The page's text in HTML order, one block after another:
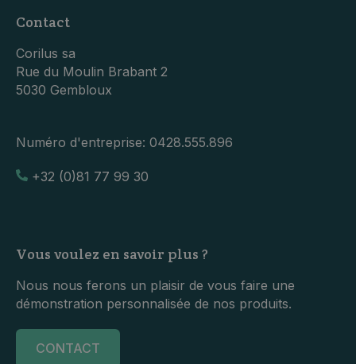
Contact
Corilus sa
Rue du Moulin Brabant 2
5030 Gembloux
Numéro d'entreprise: 0428.555.896
+32 (0)81 77 99 30
Vous voulez en savoir plus ?
Nous nous ferons un plaisir de vous faire une
démonstration personnalisée de nos produits.
CONTACT